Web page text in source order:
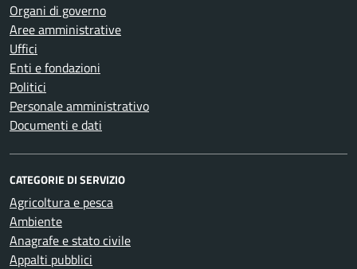
Organi di governo
Aree amministrative
Uffici
Enti e fondazioni
Politici
Personale amministrativo
Documenti e dati
CATEGORIE DI SERVIZIO
Agricoltura e pesca
Ambiente
Anagrafe e stato civile
Appalti pubblici